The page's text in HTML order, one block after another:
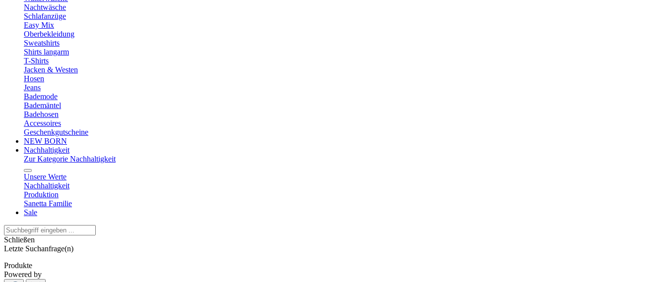
Nachtwäsche
Schlafanzüge
Easy Mix
Oberbekleidung
Sweatshirts
Shirts langarm
T-Shirts
Jacken & Westen
Hosen
Jeans
Bademode
Bademäntel
Badehosen
Accessoires
Geschenkgutscheine
NEW BORN
Nachhaltigkeit
Zur Kategorie Nachhaltigkeit
Unsere Werte
Nachhaltigkeit
Produktion
Sanetta Familie
Sale
Schließen
Letzte Suchanfrage(n)
Produkte
Powered by